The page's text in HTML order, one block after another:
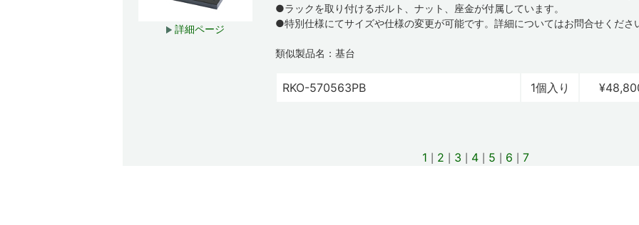
詳細ページ
●ラックを取り付けるボルト、ナット、座金が付属しています。
●特別仕様にてサイズや仕様の変更が可能です。詳細についてはお問合せくださ
類似製品名：基台
RKO-570563PB 1個入り
1 2 3 4 5 6 7